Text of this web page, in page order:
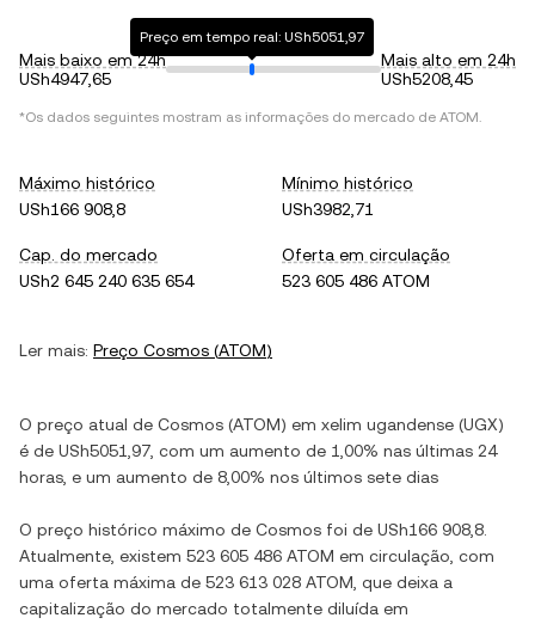
Mais baixo em 24h
USh4947,65
Preço em tempo real: USh5051,97
Mais alto em 24h
USh5208,45
*Os dados seguintes mostram as informações do mercado de ATOM.
Máximo histórico
USh166 908,8
Mínimo histórico
USh3982,71
Cap. do mercado
USh2 645 240 635 654
Oferta em circulação
523 605 486 ATOM
Ler mais: Preço Cosmos (ATOM)
O preço atual de Cosmos (ATOM) em xelim ugandense (UGX)
é de USh5051,97 , com um aumento de 1,00% nas últimas 24
horas, e um aumento de 8,00% nos últimos sete dias
O preço histórico máximo de Cosmos foi de USh166 908,8
Atualmente, existem 523 605 486 ATOM em circulação, com
uma oferta máxima de 523 613 028 ATOM , que deixa a
capitalização do mercado totalmente diluída em